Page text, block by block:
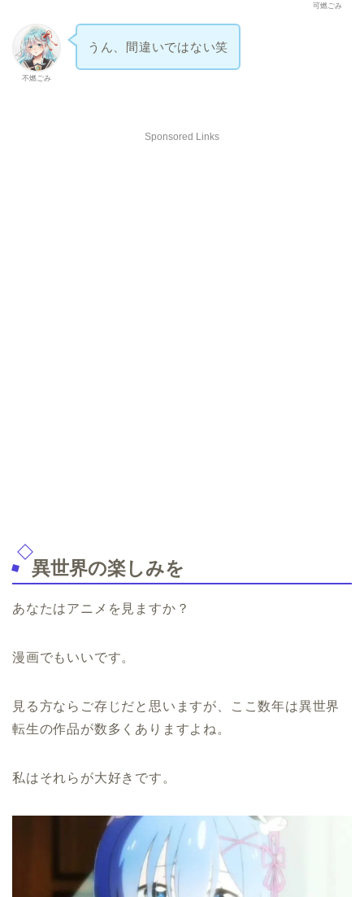
可燃ごみ
不燃ごみ
うん、間違いではない笑
Sponsored Links
異世界の楽しみを
あなたはアニメを見ますか？
漫画でもいいです。
見る方ならご存じだと思いますが、ここ数年は異世界
転生の作品が数多くありますよね。
私はそれらが大好きです。